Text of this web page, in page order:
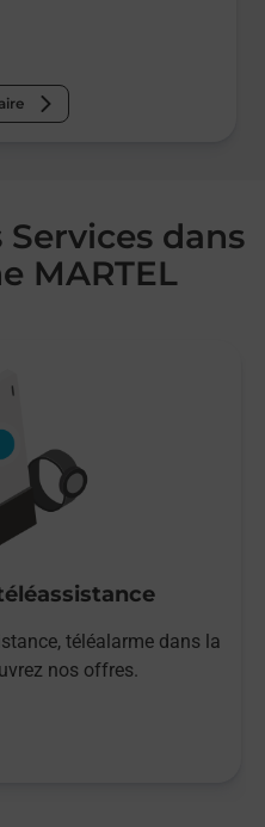
dans
MARTEL
téléalarme dans la
nos offres.